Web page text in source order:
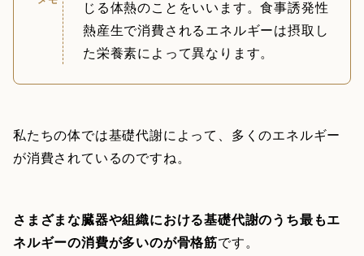
じる体熱のことをいいます。食事誘発性
熱産生で消費されるエネルギーは摂取し
た栄養素によって異なります。
私たちの体では基礎代謝によって、多くのエネルギー
が消費されているのですね。
さまざまな臓器や組織における基礎代謝のうち最もエ
ネルギーの消費が多いのが骨格筋です。